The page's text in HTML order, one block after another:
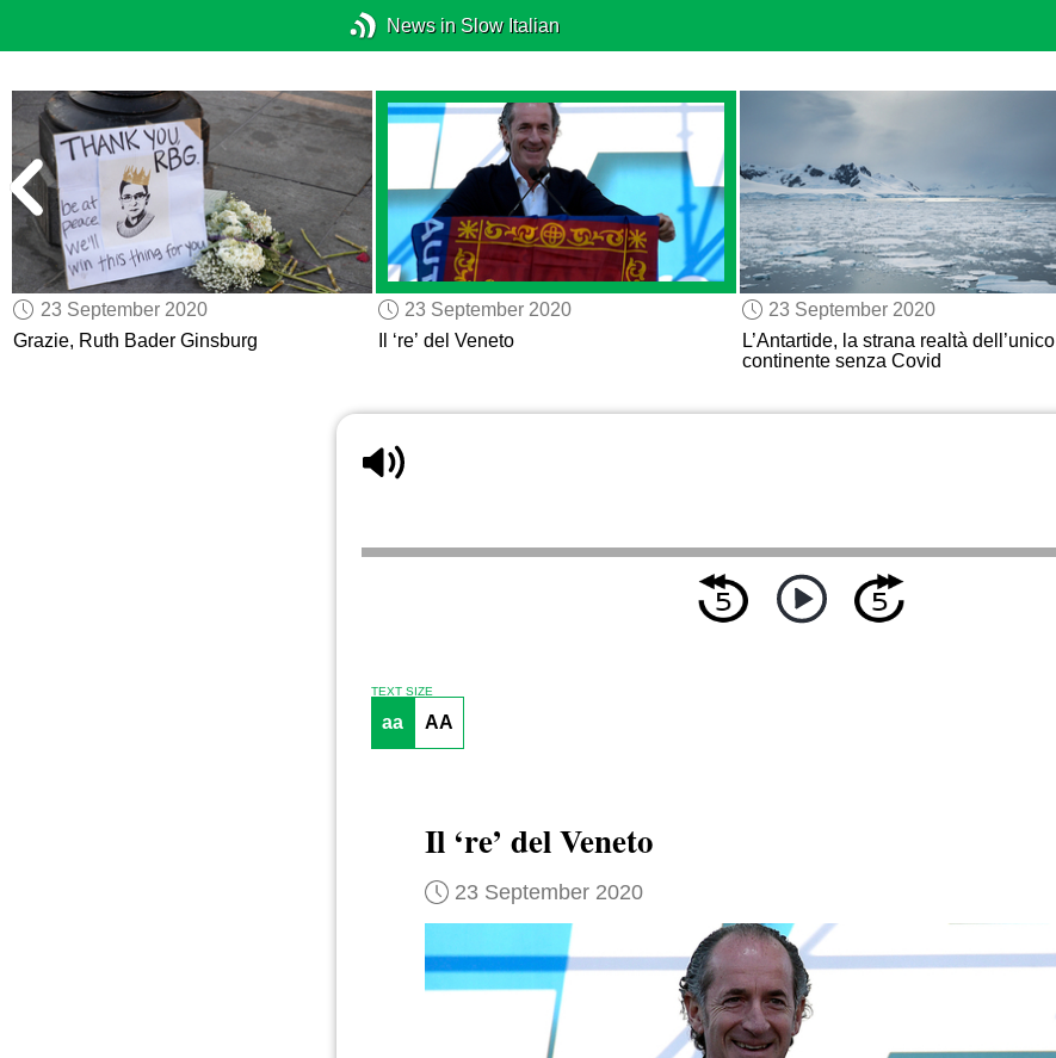
News in Slow Italian
23 September 2020
Grazie, Ruth Bader Ginsburg
23 September 2020
Il ‘re’ del Veneto
23 September 2020
L’Antartide, la strana realtà dell’unico
continente senza Covid
TEXT SIZE
aa AA
Il ‘re’ del Veneto
23 September 2020